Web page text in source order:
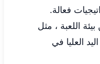
فعالة.
اللعبة ، مثل
العليا في